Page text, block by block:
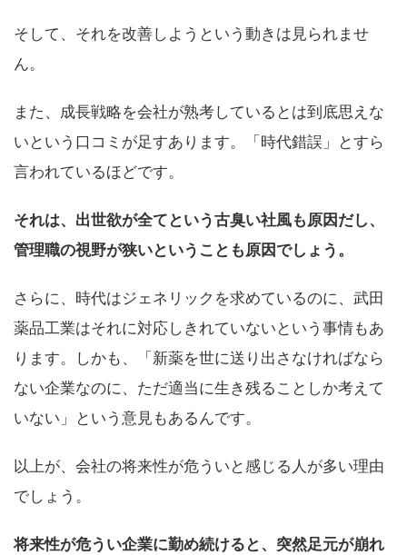
そして、それを改善しようという動きは見られませ
ん。
また、成長戦略を会社が熟考しているとは到底思えな
いという口コミが足すあります。「時代錯誤」とすら
言われているほどです。
それは、出世欲が全てという古臭い社風も原因だし、
管理職の視野が狭いということも原因でしょう。
さらに、時代はジェネリックを求めているのに、武田
薬品工業はそれに対応しきれていないという事情もあ
ります。しかも、「新薬を世に送り出さなければなら
ない企業なのに、ただ適当に生き残ることしか考えて
いない」という意見もあるんです。
以上が、会社の将来性が危ういと感じる人が多い理由
でしょう。
将来性が危うい企業に勤め続けると、突然足元が崩れ